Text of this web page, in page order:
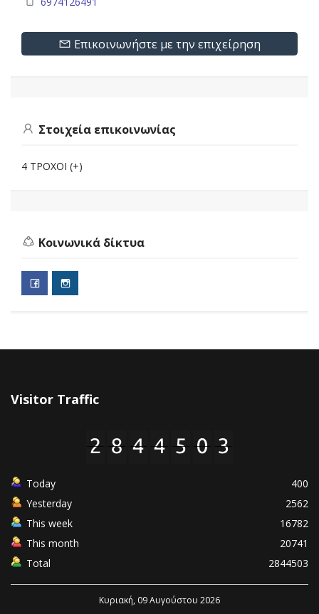
Επικοινωνήστε με την επιχείρηση
Στοιχεία επικοινωνίας
4 ΤΡΟΧΟΙ (+)
Κοινωνικά δίκτυα
Visitor Traffic
Today
400
Yesterday
2562
This week
16782
This month
20741
Total
2844503
Κυριακή, 09 Αυγούστου 2026